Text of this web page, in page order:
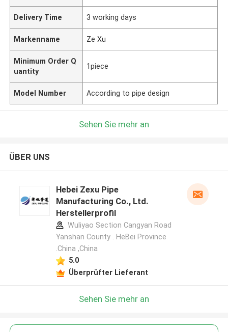
Delivery Time 3 working days
Markenname Ze Xu
Minimum Order Q
uantity
1piece
Model Number According to pipe design
Sehen Sie mehr an
ÜBER UNS
Hebei Zexu Pipe
Manufacturing Co., Ltd.
Herstellerprofil
Wuliyao Section Cangyan Road
Yanshan County . HeBei Province
.China ,China
5.0
Überprüfter Lieferant
Sehen Sie mehr an